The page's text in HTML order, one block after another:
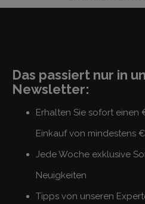
Das passiert nur in
Newsletter:
Erhalten Sie sofort einen
Einkauf von mindestens
Jede Woche exklusive
Neuigkeiten
Tipps von unseren